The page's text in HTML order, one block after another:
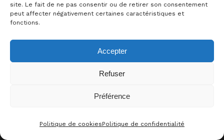
site. Le fait de ne pas consentir ou de retirer son consentement
peut affecter négativement certaines caractéristiques et
fonctions.
Accepter
Refuser
Préférence
Politique de cookiesPolitique de confidentialité
dépenser leurs ressources pour être
suffisamment puissants pour affronter
des monstres et des dangers toujours
plus difficiles. Les niveaux et les
rencontres générés aléatoirement font
—description de l’éditeur
CONTACT